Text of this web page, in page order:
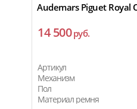
Audemars Piguet Royal
14 500руб.
Артикул
Механизм
Пол
Материал ремня